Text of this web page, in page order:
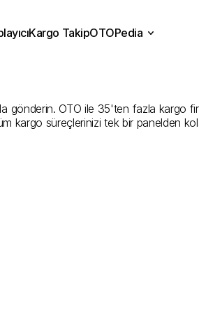
OTO ile 35'ten fazla kargo
kargo süreçlerinizi tek bir panelden
Kargo TakipOTOPedia